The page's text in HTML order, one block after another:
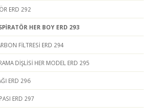
ERD 292
HER BOY ERD 293
FİLTRESİ ERD 294
DİŞLİSİ HER MODEL ERD 295
ERD 296
ERD 297